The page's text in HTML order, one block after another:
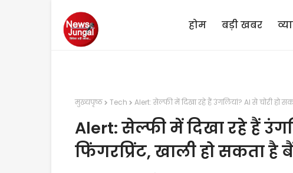
होम बड़ी खबर
मुख्यपृष्ठ Tech Alert: सेल्फी में दिखा रहे हैं उंगलियां? AI से चोरी हो
Alert: सेल्फी में दिखा रहे हैं
फिंगरप्रिंट, खाली हो सकता